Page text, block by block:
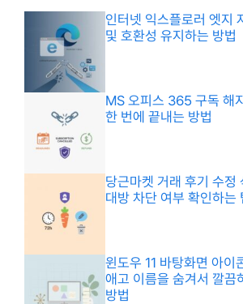
인터넷 익스플로러 엣지
및 호환성 유지하는 방법
MS 오피스 365 구독 해
한 번에 끝내는 방법
당근마켓 거래 후기 수정
대방 차단 여부 확인하는
윈도우 11 바탕화면 아이
애고 이름을 숨겨서 깔끔
방법